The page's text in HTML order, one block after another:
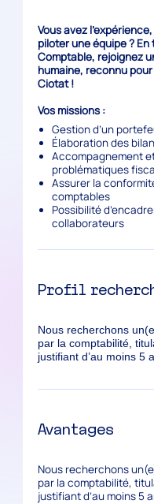
Vous avez
piloter une équipe ?
Comptable, rejoignez
humaine, reconnu
Ciotat !
Vos missions :
Gestion d’un
Élaboration des
Accompagnement
problématiques
Assurer la
comptables
Possibilité
collaborateurs
Profil
Nous recherchons
par la comptabilité,
justifiant d’au moins 5
Avantages
Nous recherchons
par la comptabilité,
justifiant d’au moins 5